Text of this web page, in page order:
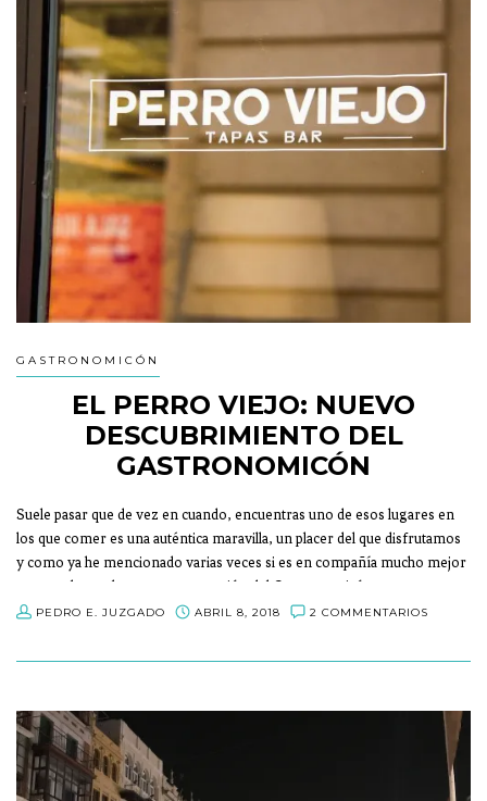
GASTRONOMICÓN
EL PERRO VIEJO: NUEVO
DESCUBRIMIENTO DEL
GASTRONOMICÓN
Suele pasar que de vez en cuando, encuentras uno de esos lugares en
los que comer es una auténtica maravilla, un placer del que disfrutamos
y como ya he mencionado varias veces si es en compañía mucho mejor
y eso es lo que busco en esta sección del Gastronomicón.
PEDRO E. JUZGADO ABRIL 8, 2018 2 COMMENTARIOS